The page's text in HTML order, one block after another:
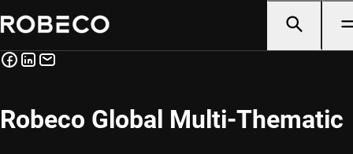
Robeco Global Multi-Thematic